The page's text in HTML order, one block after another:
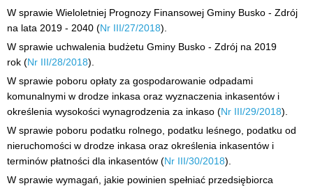
W sprawie Wieloletniej Prognozy Finansowej Gminy Busko - Zdrój
na lata 2019 - 2040 (Nr III/27/2018).
W sprawie uchwalenia budżetu Gminy Busko - Zdrój na 2019
rok (Nr III/28/2018).
W sprawie poboru opłaty za gospodarowanie odpadami
komunalnymi w drodze inkasa oraz wyznaczenia inkasentów i
określenia wysokości wynagrodzenia za inkaso (Nr III/29/2018).
W sprawie poboru podatku rolnego, podatku leśnego, podatku od
nieruchomości w drodze inkasa oraz określenia inkasentów i
terminów płatności dla inkasentów (Nr III/30/2018).
W sprawie wymagań, jakie powinien spełniać przedsiębiorca